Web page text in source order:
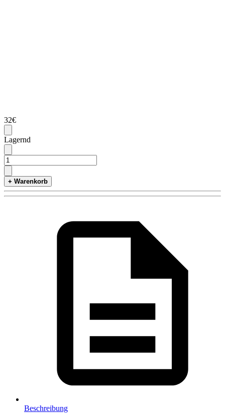
32€
Lagernd
+ Warenkorb
Beschreibung